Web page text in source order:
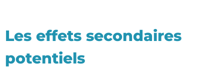
Les effets secondaires
potentiels